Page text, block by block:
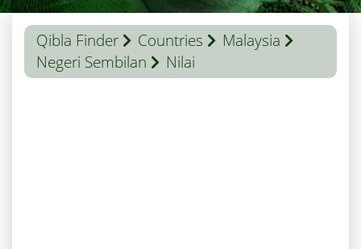
Qibla Finder Countries
Malaysia
Negeri Sembilan
Nilai